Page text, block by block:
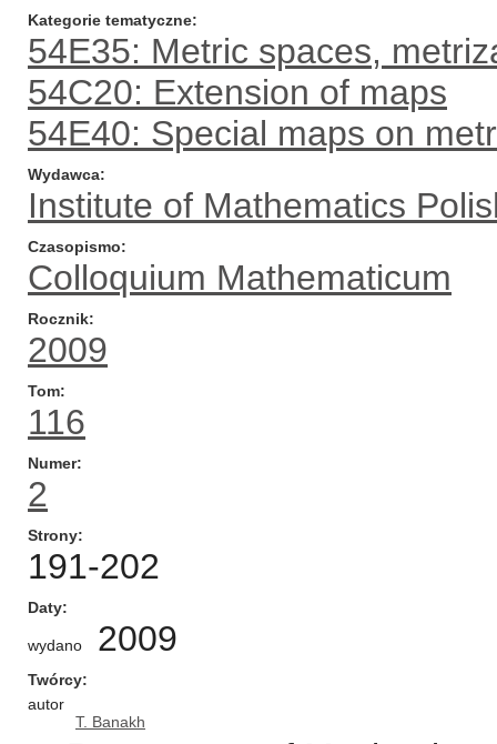
Kategorie tematyczne
54E35: Metric spaces,
54C20: Extension of maps
54E40: Special maps on
Wydawca
Institute of Mathematics
Czasopismo
Colloquium Mathematicum
Rocznik
2009
Tom
116
Numer
2
Strony
191-202
Daty
wydano 2009
Twórcy
autor
T. Banakh